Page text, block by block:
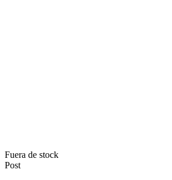
Fuera de stock
Post